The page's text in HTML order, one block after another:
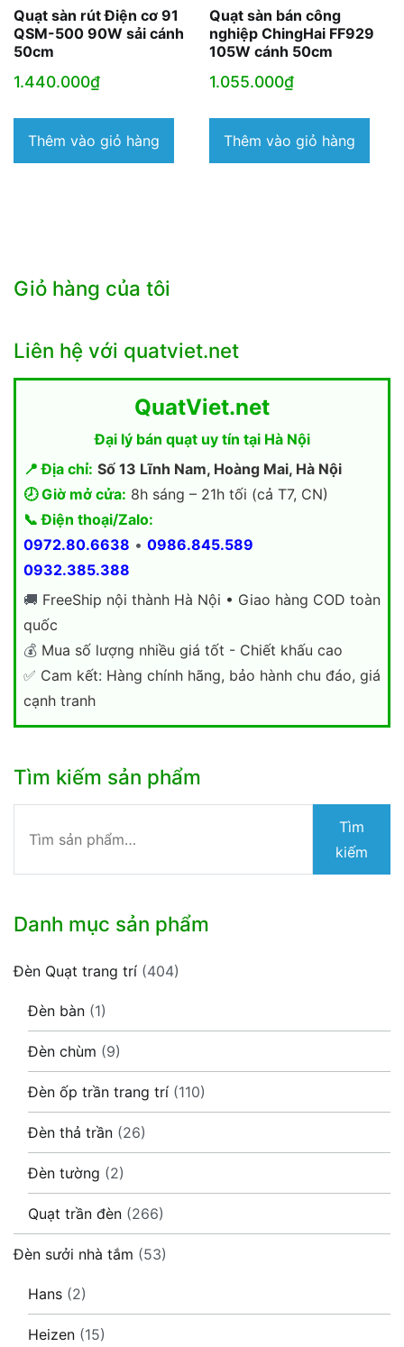
Quạt sàn rút Điện cơ 91
QSM-500 90W sải cánh
50cm
1.440.000₫
Thêm vào giỏ hàng
Quạt sàn bán công
nghiệp ChingHai FF929
105W cánh 50cm
1.055.000₫
Thêm vào giỏ hàng
Giỏ hàng của tôi
Liên hệ với quatviet.net
QuatViet.net
Đại lý bán quạt uy tín tại Hà Nội
📍 Địa chỉ: Số 13 Lĩnh Nam, Hoàng Mai, Hà Nội
🕗 Giờ mở cửa: 8h sáng – 21h tối (cả T7, CN)
📞 Điện thoại/Zalo:
0972.80.6638 • 0986.845.589
0932.385.388
🚚 FreeShip nội thành Hà Nội • Giao hàng COD toàn
quốc
💰 Mua số lượng nhiều giá tốt - Chiết khấu cao
✅ Cam kết: Hàng chính hãng, bảo hành chu đáo, giá
cạnh tranh
Tìm kiếm sản phẩm
kiếm:
Tìm
kiếm
Danh mục sản phẩm
Đèn Quạt trang trí (404)
Đèn bàn (1)
Đèn chùm (9)
Đèn ốp trần trang trí (110)
Đèn thả trần (26)
Đèn tường (2)
Quạt trần đèn (266)
Đèn sưởi nhà tắm (53)
Hans (2)
Heizen (15)